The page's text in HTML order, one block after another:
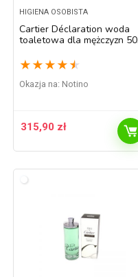
HIGIENA OSOBISTA
Cartier Déclaration woda
toaletowa dla mężczyzn 50
★ ★ ★ ★ ★
Okazja na: Notino
315,90 zł